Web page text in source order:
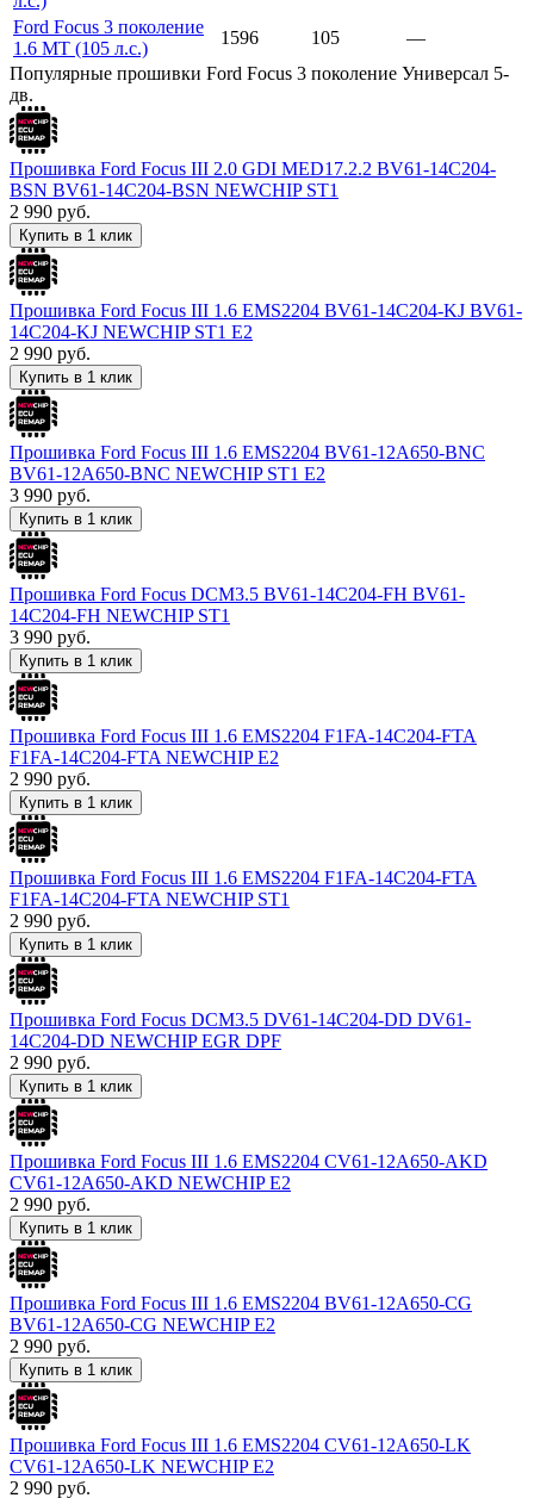
Ford Focus 3 поколение
1.6 MT (105 л.с.)
1596 105
—
Популярные прошивки Ford Focus 3 поколение Универсал 5-
дв.
Прошивка Ford Focus III 2.0 GDI MED17.2.2 BV61-14C204-
BSN BV61-14C204-BSN NEWCHIP ST1
2 990 руб.
Купить в 1 клик
Прошивка Ford Focus III 1.6 EMS2204 BV61-14C204-KJ BV61-
14C204-KJ NEWCHIP ST1 E2
2 990 руб.
Купить в 1 клик
Прошивка Ford Focus III 1.6 EMS2204 BV61-12A650-BNC
BV61-12A650-BNC NEWCHIP ST1 E2
3 990 руб.
Купить в 1 клик
Прошивка Ford Focus DCM3.5 BV61-14C204-FH BV61-
14C204-FH NEWCHIP ST1
3 990 руб.
Купить в 1 клик
Прошивка Ford Focus III 1.6 EMS2204 F1FA-14C204-FTA
F1FA-14C204-FTA NEWCHIP E2
2 990 руб.
Купить в 1 клик
Прошивка Ford Focus III 1.6 EMS2204 F1FA-14C204-FTA
F1FA-14C204-FTA NEWCHIP ST1
2 990 руб.
Купить в 1 клик
Прошивка Ford Focus DCM3.5 DV61-14C204-DD DV61-
14C204-DD NEWCHIP EGR DPF
2 990 руб.
Купить в 1 клик
Прошивка Ford Focus III 1.6 EMS2204 CV61-12A650-AKD
CV61-12A650-AKD NEWCHIP E2
2 990 руб.
Купить в 1 клик
Прошивка Ford Focus III 1.6 EMS2204 BV61-12A650-CG
BV61-12A650-CG NEWCHIP E2
2 990 руб.
Купить в 1 клик
Прошивка Ford Focus III 1.6 EMS2204 CV61-12A650-LK
CV61-12A650-LK NEWCHIP E2
2 990 руб.